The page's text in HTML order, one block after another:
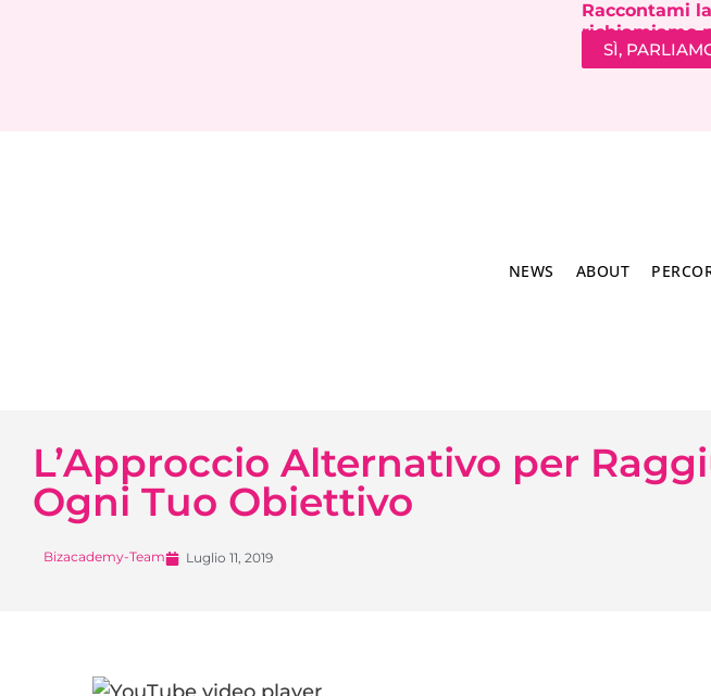
Raccontami
richiamiamo
SÌ,
NEWS ABOUT
L’Approccio Alternativo per
Ogni Tuo Obiettivo
Bizacademy-Team Luglio 11, 2019